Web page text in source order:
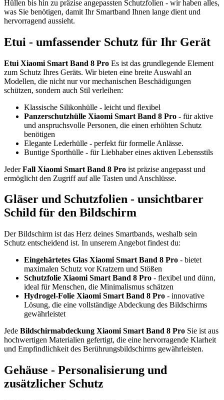
Hüllen bis hin zu präzise angepassten Schutzfolien - wir haben alles,
was Sie benötigen, damit Ihr Smartband Ihnen lange dient und
hervorragend aussieht.
Etui - umfassender Schutz für Ihr Gerät
Etui Xiaomi Smart Band 8 Pro Es ist das grundlegende Element
zum Schutz Ihres Geräts. Wir bieten eine breite Auswahl an
Modellen, die nicht nur vor mechanischen Beschädigungen
schützen, sondern auch Stil verleihen:
Klassische Silikonhülle - leicht und flexibel
Panzerschutzhülle Xiaomi Smart Band 8 Pro - für aktive
und anspruchsvolle Personen, die einen erhöhten Schutz
benötigen
Elegante Lederhülle - perfekt für formelle Anlässe.
Buntige Sporthülle - für Liebhaber eines aktiven Lebensstils
JederFall Xiaomi Smart Band 8 Pro ist präzise angepasst und
ermöglicht den Zugriff auf alle Tasten und Anschlüsse.
Gläser und Schutzfolien - unsichtbarer
Schild für den Bildschirm
Der Bildschirm ist das Herz deines Smartbands, weshalb sein
Schutz entscheidend ist. In unserem Angebot findest du:
Eingehärtetes Glas Xiaomi Smart Band 8 Pro - bietet
maximalen Schutz vor Kratzern und Stößen
Schutzfolie Xiaomi Smart Band 8 Pro - flexibel und dünn,
ideal für Menschen, die Minimalismus schätzen
Hydrogel-Folie Xiaomi Smart Band 8 Pro - innovative
Lösung, die eine vollständige Abdeckung des Bildschirms
gewährleistet
Jede Bildschirmabdeckung Xiaomi Smart Band 8 Pro Sie ist aus
hochwertigen Materialien gefertigt, die eine hervorragende Klarheit
und Empfindlichkeit des Berührungsbildschirms gewährleisten.
Gehäuse - Personalisierung und
zusätzlicher Schutz